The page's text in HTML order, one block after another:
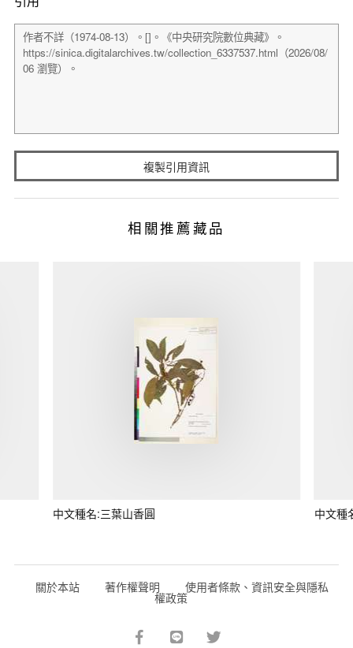
複製引用資訊
相關推薦藏品
中文種名:三葉山香圓 中文種
關於本站 著作權聲明 使用者條款、資訊安全與隱私
權政策